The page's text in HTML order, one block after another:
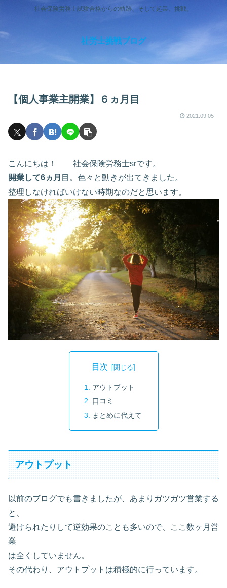
社会保険労務士試験合格からの軌跡、そして起業、挑戦。
社労士挑戦ブログ
【個人事業主開業】６ヵ月目
2021.09.05
こんにちは！ 社会保険労務士srです。
開業して6ヵ月 目。色々と動きが出てきました。
整理しなければいけない時期なのだと思います。
目次
アウトプット
口コミ
まとめに代えて
アウトプット
以前のブログでも書きましたが、あまりガツガツ営業する
と、
避けられたりして逆効果のことも多いので、ここ数ヶ月営
業
は全くしていません。
その代わり、アウトプットは積極的に行っています。